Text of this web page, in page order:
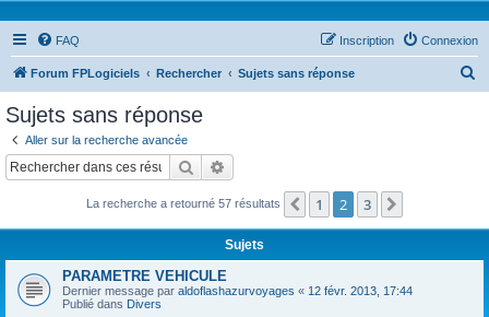
FAQ Connexion
Inscription
Forum FPLogiciels Rechercher Sujets sans réponse
c
Sujets sans réponse
Aller sur la recherche avancée
Rechercher
La recherche a retourné 57 résultats Précédent
1 2 3
Sujets
PARAMETRE VEHICULE
Dernier message par aldoflashazurvoyages « 12 févr. 2013, 17:44
Publié dans Divers